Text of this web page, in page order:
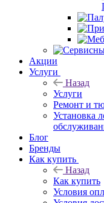
Акции
Услуги
Назад
Услуги
Ремонт и
Установка
Блог
Бренды
Как купить
Назад
Как купить
Условия